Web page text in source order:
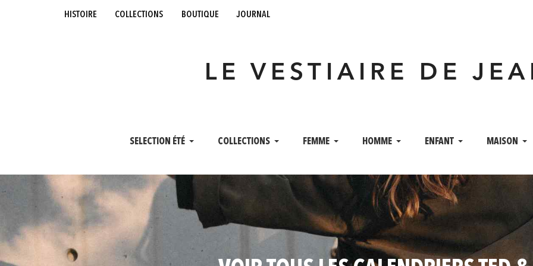
histoire collections boutique journal
LE VESTIAIRE DE
SELECTION ÉTÉ COLLECTIONS FEMME HOMME ENFANT MAISON